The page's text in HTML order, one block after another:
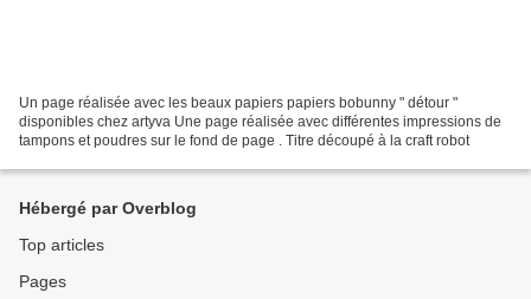
Un page réalisée avec les beaux papiers papiers bobunny " détour "
disponibles chez artyva Une page réalisée avec différentes impressions de
tampons et poudres sur le fond de page . Titre découpé à la craft robot
Hébergé par Overblog
Top articles
Pages